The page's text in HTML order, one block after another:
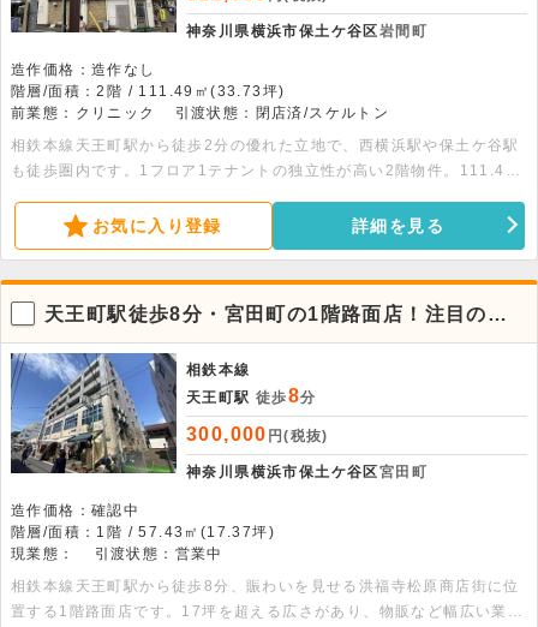
神奈川県横浜市保土ケ谷区岩間町
造作価格：造作なし
階層/面積：2階 / 111.49㎡(33.73坪)
前業態：クリニック
引渡状態：閉店済/スケルトン
相鉄本線天王町駅から徒歩2分の優れた立地で、西横浜駅や保土ケ谷駅
も徒歩圏内です。1フロア1テナントの独立性が高い2階物件。111.49
が可能です。詳細についてはお問い合わせください。
お気に入り登録 詳細を見る
天王町駅徒歩8分・宮田町の1階路面店！注目の商
店街立地店舗
相鉄本線
天王町駅 徒歩8分
300,000 円(税抜)
神奈川県横浜市保土ケ谷区宮田町
造作価格：確認中
階層/面積：1階 / 57.43㎡(17.37坪)
現業態：
引渡状態：営業中
相鉄本線天王町駅から徒歩8分、賑わいを見せる洪福寺松原商店街に位
置する1階路面店です。17坪を超える広さがあり、物販など幅広い業態